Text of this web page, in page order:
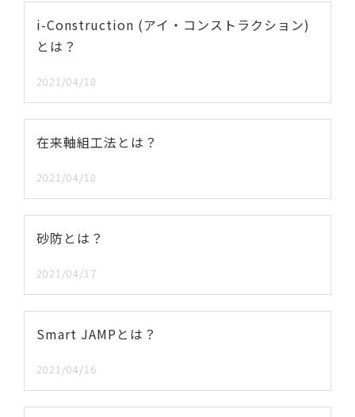
i-Construction (アイ・コンストラクション)
とは？
2021/04/18
在来軸組工法とは？
2021/04/18
砂防とは？
2021/04/17
Smart JAMPとは？
2021/04/16